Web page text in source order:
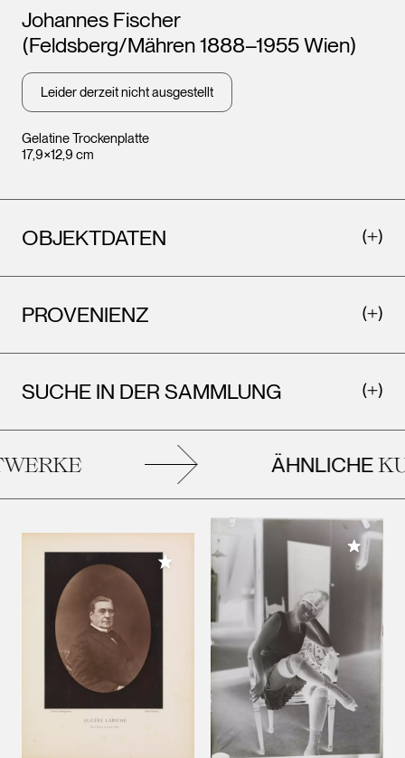
Leopold Museum,
Wien
Gelatine Trockenplatte
17,9×12,9 cm
Künstler*innen
Johannes Fischer
(Feldsberg/Mähren 1888–1955 Wien)
Leider derzeit nicht ausgestellt
OBJEKTDATEN
PROVENIENZ
SUCHE IN DER SAMMLUNG
ÄHNLICHE
Meiner Sammlung hinzufügen
Meiner